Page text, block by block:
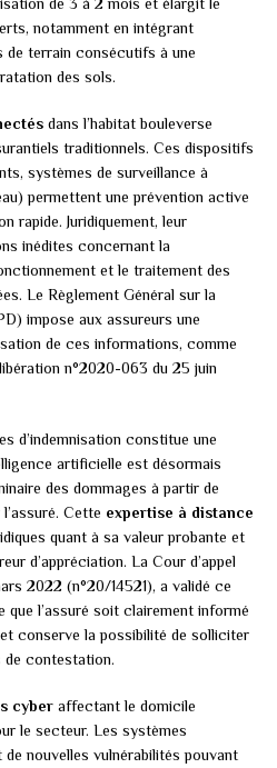
notamment en intégrant
de terrain consécutifs à une
des sols.
dans l’habitat bouleverse
traditionnels. Ces dispositifs
systèmes de surveillance à
permettent une prévention active
rapide. Juridiquement, leur
inédites concernant la
et le traitement des
Le Règlement Général sur la
impose aux assureurs une
de ces informations, comme
n°2020-063 du 25 juin
d’indemnisation constitue une
artificielle est désormais
des dommages à partir de
Cette expertise à distance
quant à sa valeur probante et
d’appréciation. La Cour d’appel
2022 (n°20/14521), a validé ce
que l’assuré soit clairement informé
conserve la possibilité de solliciter
de contestation.
cyber affectant le domicile
le secteur. Les systèmes
nouvelles vulnérabilités pouvant